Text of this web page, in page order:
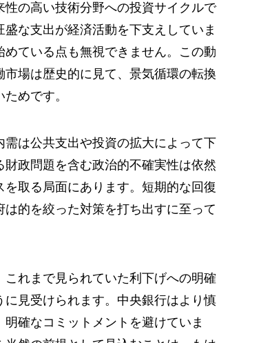
の高い技術分野への投資サイクルで
な支出が経済活動を下支えしていま
ている点も無視できません。この動
場は歴史的に見て、景気循環の転換
めです。
は公共支出や投資の拡大によって下
政問題を含む政治的不確実性は依然
を取る局面にあります。短期的な回復
的を絞った対策を打ち出すに至って
れまで見られていた利下げへの明確
見受けられます。中央銀行はより慎
確なコミットメントを避けていま